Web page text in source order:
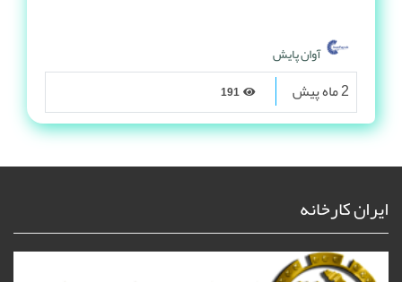
املاک صنعتی
بالانس دینامیکی و استاتیکی فن
آوان پایش